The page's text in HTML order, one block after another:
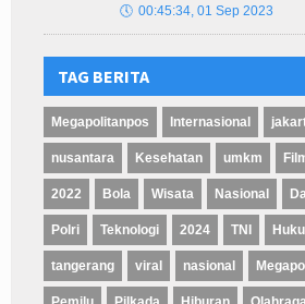
🕔 00:45:34, 01 Sep 2023
TAG BERITA
Megapolitanpos Internasional
nusantara Kesehatan umkm
2022 Bola Wisata Nasional
Polri Teknologi 2024 TNI
tangerang viral nasional